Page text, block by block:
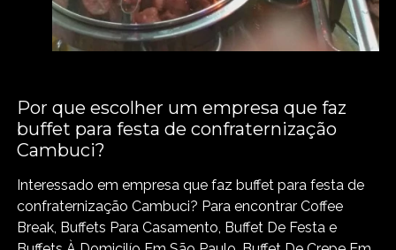
Por que escolher um empresa que faz
buffet para festa de confraternização
Cambuci?
Interessado em empresa que faz buffet para festa de
confraternização Cambuci? Para encontrar Coffee
Break, Buffets Para Casamento, Buffet De Festa e